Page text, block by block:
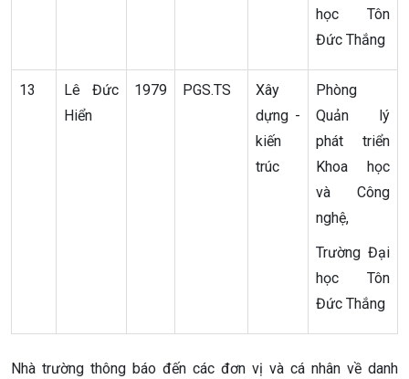
học Tôn
Đức Thắng
13
Lê Đức
Hiển
1979 PGS.TS
Xây
dựng -
kiến
trúc
Phòng
Quản lý
phát triển
Khoa học
và Công
nghệ,
Trường Đại
học Tôn
Đức Thắng
Nhà trường thông báo đến các đơn vị và cá nhân về danh